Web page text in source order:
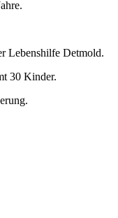
Lebenshilfe Detmold.
30 Kinder.